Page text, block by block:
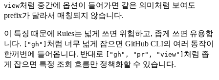
view처럼 중간에 옵션이 들어가면 같은 의미처럼 보여도
prefix가 달라서 매칭되지 않습니다.
이 특징 때문에 Rules는 넓게 쓰면 위험하고, 좁게 쓰면 유용합
니다. ["gh"] 처럼 너무 넓게 잡으면 GitHub CLI의 여러 동작이
한꺼번에 들어옵니다. 반대로
["gh", "pr", "view"] 처럼 좁
게 잡으면 특정 조회 흐름만 정책화할 수 있습니다.